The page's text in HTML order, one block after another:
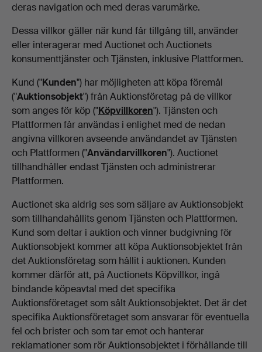
deras navigation och med deras varumärke.
Dessa villkor gäller när kund får tillgång till, använder
eller interagerar med Auctionet och Auctionets
konsumenttjänster och Tjänsten, inklusive Plattformen.
Kund ("Kunden") har möjligheten att köpa föremål
("Auktionsobjekt") från Auktionsföretag på de villkor
som anges för köp ("Köpvillkoren"). Tjänsten och
Plattformen får användas i enlighet med de nedan
angivna villkoren avseende användandet av Tjänsten
och Plattformen ("Användarvillkoren"). Auctionet
tillhandhåller endast Tjänsten och administrerar
Plattformen.
Auctionet ska aldrig ses som säljare av Auktionsobjekt
som tillhandahållits genom Tjänsten och Plattformen.
Kund som deltar i auktion och vinner budgivning för
Auktionsobjekt kommer att köpa Auktionsobjektet från
det Auktionsföretag som hållit i auktionen. Kunden
kommer därför att, på Auctionets Köpvillkor, ingå
bindande köpeavtal med det specifika
Auktionsföretaget som sålt Auktionsobjektet. Det är det
specifika Auktionsföretaget som ansvarar för eventuella
fel och brister och som tar emot och hanterar
reklamationer som rör Auktionsobjektet i förhållande till